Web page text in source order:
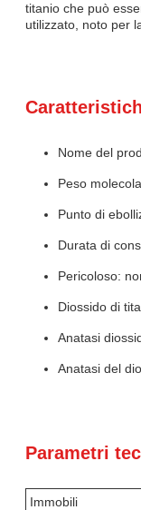
titanio che può
utilizzato, noto per
Nome del
Peso
Punto di
Durata di
Pericoloso:
Diossido di
Anatasi
Anatasi del
Parametri
Immobili